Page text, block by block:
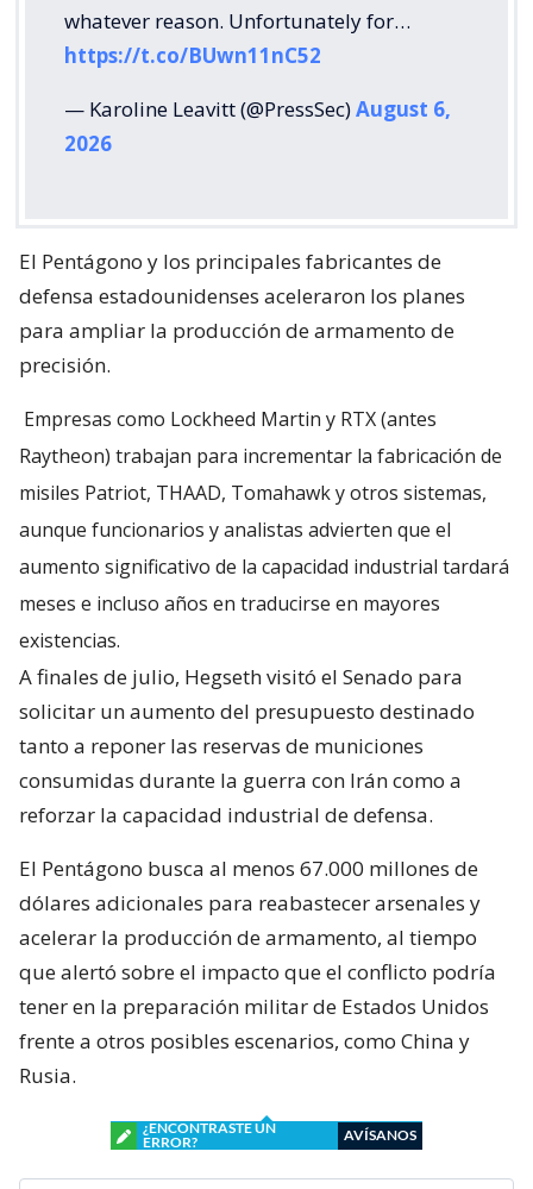
whatever reason. Unfortunately for…
https://t.co/BUwn11nC52
— Karoline Leavitt (@PressSec)August 6,
2026
El Pentágono y los principales fabricantes de
defensa estadounidenses aceleraron los planes
para ampliar la producción de armamento de
precisión.
Empresas como Lockheed Martin y RTX (antes
Raytheon) trabajan para incrementar la fabricación de
misiles Patriot, THAAD, Tomahawk y otros sistemas,
aunque funcionarios y analistas advierten que el
aumento significativo de la capacidad industrial tardará
meses e incluso años en traducirse en mayores
existencias.
A finales de julio, Hegseth visitó el Senado para
solicitar un aumento del presupuesto destinado
tanto a reponer las reservas de municiones
consumidas durante la guerra con Irán como a
reforzar la capacidad industrial de defensa.
El Pentágono busca al menos 67.000 millones de
dólares adicionales para reabastecer arsenales y
acelerar la producción de armamento, al tiempo
que alertó sobre el impacto que el conflicto podría
tener en la preparación militar de Estados Unidos
frente a otros posibles escenarios, como China y
Rusia.
¿ENCONTRASTE UN
ERROR?
AVÍSANOS